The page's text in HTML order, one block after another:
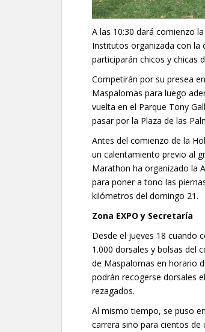
A las 10:30 dará comienzo
Institutos organizada con la
participarán chicos y chicas
Competirán por su presea
Maspalomas para luego
vuelta en el Parque Tony
pasar por la Plaza de las
Antes del comienzo de la
un calentamiento previo al
Marathon ha organizado la
para poner a tono las
kilómetros del domingo 21.
Zona EXPO y Secretaría
Desde el jueves 18 cuando
1.000 dorsales y bolsas del
de Maspalomas en horario
podrán recogerse dorsales
rezagados.
Al mismo tiempo, se puso
carrera sino para cientos de